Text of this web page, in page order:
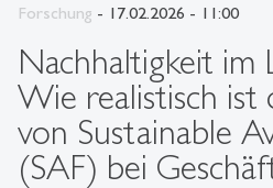
Forschung - 17.02.2026 - 11:00
Nachhaltigkeit im
Wie realistisch ist
von Sustainable
(SAF) bei